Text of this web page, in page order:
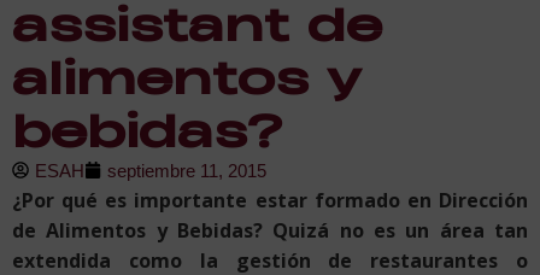
assistant de
alimentos y
bebidas?
ESAH septiembre 11, 2015
¿Por qué es importante estar formado en Dirección
de Alimentos y Bebidas? Quizá no es un área tan
extendida como la gestión de restaurantes o